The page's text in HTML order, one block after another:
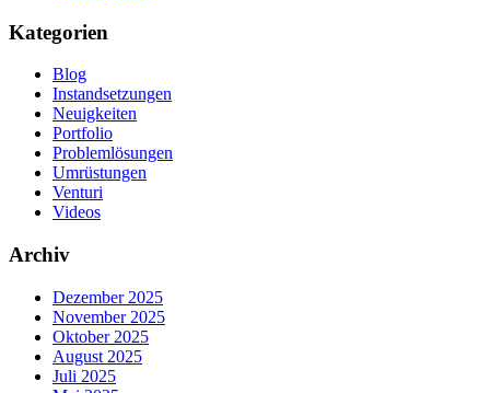
Kategorien
Blog
Instandsetzungen
Neuigkeiten
Portfolio
Problemlösungen
Umrüstungen
Venturi
Videos
Archiv
Dezember 2025
November 2025
Oktober 2025
August 2025
Juli 2025